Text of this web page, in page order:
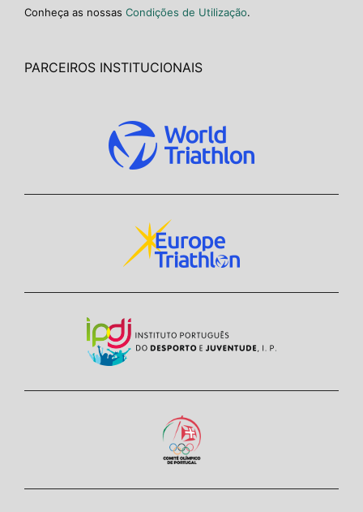
Conheça as nossas Condições de Utilização.
PARCEIROS INSTITUCIONAIS